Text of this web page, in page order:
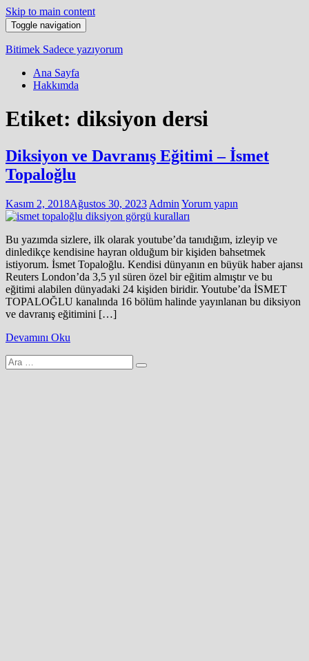
Skip to main content
Toggle navigation
Bitimek Sadece yazıyorum
Ana Sayfa
Hakkımda
Etiket: diksiyon dersi
Diksiyon ve Davranış Eğitimi – İsmet
Topaloğlu
Kasım 2, 2018Ağustos 30, 2023 Admin Yorum yapın
Bu yazımda sizlere, ilk olarak youtube’da tanıdığım, izleyip ve
dinledikçe kendisine hayran olduğum bir kişiden bahsetmek
istiyorum. İsmet Topaloğlu. Kendisi dünyanın en büyük haber ajansı
Reuters London’da 3,5 yıl süren özel bir eğitim almıştır ve bu
eğitimi alabilen dünyadaki 24 kişiden biridir. Youtube’da İSMET
TOPALOĞLU kanalında 16 bölüm halinde yayınlanan bu diksiyon
ve davranış eğitimini […]
Devamını Oku
Arama
yap: